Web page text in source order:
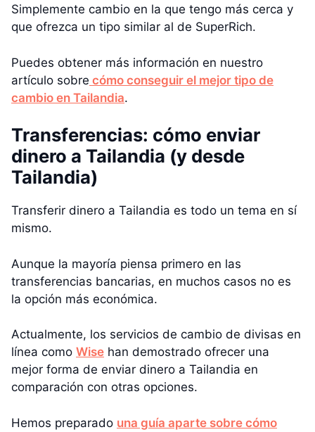
Simplemente cambio en la que tengo más cerca y
que ofrezca un tipo similar al de SuperRich.
Puedes obtener más información en nuestro
artículo sobre cómo conseguir el mejor tipo de
cambio en Tailandia.
Transferencias: cómo enviar
dinero a Tailandia (y desde
Tailandia)
Transferir dinero a Tailandia es todo un tema en sí
mismo.
Aunque la mayoría piensa primero en las
transferencias bancarias, en muchos casos no es
la opción más económica.
Actualmente, los servicios de cambio de divisas en
línea como Wise han demostrado ofrecer una
mejor forma de enviar dinero a Tailandia en
comparación con otras opciones.
Hemos preparado una guía aparte sobre cómo